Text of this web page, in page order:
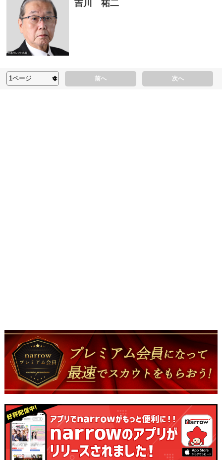
吉川 祐二
前へ 次へ